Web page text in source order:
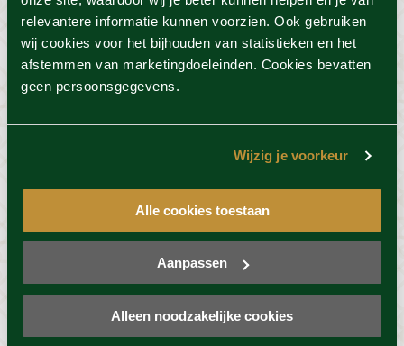
relevantere informatie kunnen voorzien. Ook gebruiken
wij cookies voor het bijhouden van statistieken en het
afstemmen van marketingdoeleinden. Cookies bevatten
geen persoonsgegevens.
Wijzig je voorkeur
Alle cookies toestaan
Aanpassen
Alleen noodzakelijke cookies
Etherische olie
De olie van de cederboom heeft een houtachtige
zoete geur en heeft een zuiverende werking. De